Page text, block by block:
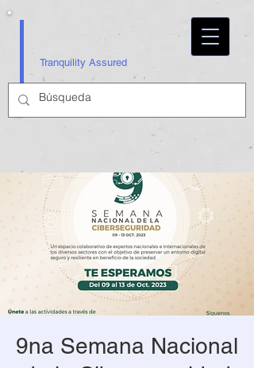
Tranquility Assured
9na Semana Nacional